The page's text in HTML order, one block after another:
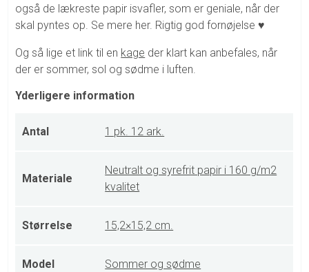
også de lækreste papir isvafler, som er geniale, når der
skal pyntes op. Se mere her. Rigtig god fornøjelse ♥
Og så lige et link til en kage der klart kan anbefales, når
der er sommer, sol og sødme i luften.
Yderligere information
Antal 1 pk. 12 ark.
Materiale
Neutralt og syrefrit papir i 160 g/m2
kvalitet
Størrelse 15,2×15,2 cm.
Model Sommer og sødme